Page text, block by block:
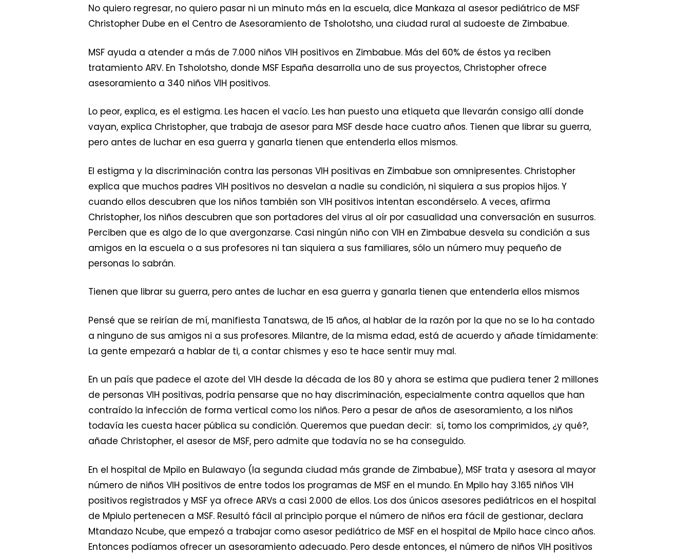
No quiero regresar, no quiero pasar ni un minuto más en la escuela, dice Mankaza al asesor pediátrico de MSF
Christopher Dube en el Centro de Asesoramiento de Tsholotsho, una ciudad rural al sudoeste de Zimbabue.
MSF ayuda a atender a más de 7.000 niños VIH positivos en Zimbabue. Más del 60% de éstos ya reciben
tratamiento ARV. En Tsholotsho, donde MSF España desarrolla uno de sus proyectos, Christopher ofrece
asesoramiento a 340 niños VIH positivos.
Lo peor, explica, es el estigma. Les hacen el vacío. Les han puesto una etiqueta que llevarán consigo allí donde
vayan, explica Christopher, que trabaja de asesor para MSF desde hace cuatro años. Tienen que librar su guerra,
pero antes de luchar en esa guerra y ganarla tienen que entenderla ellos mismos.
El estigma y la discriminación contra las personas VIH positivas en Zimbabue son omnipresentes. Christopher
explica que muchos padres VIH positivos no desvelan a nadie su condición, ni siquiera a sus propios hijos. Y
cuando ellos descubren que los niños también son VIH positivos intentan escondérselo. A veces, afirma
Christopher, los niños descubren que son portadores del virus al oír por casualidad una conversación en susurros.
Perciben que es algo de lo que avergonzarse. Casi ningún niño con VIH en Zimbabue desvela su condición a sus
amigos en la escuela o a sus profesores ni tan siquiera a sus familiares, sólo un número muy pequeño de
personas lo sabrán.
Tienen que librar su guerra, pero antes de luchar en esa guerra y ganarla tienen que entenderla ellos mismos
Pensé que se reirían de mí, manifiesta Tanatswa, de 15 años, al hablar de la razón por la que no se lo ha contado
a ninguno de sus amigos ni a sus profesores. Milantre, de la misma edad, está de acuerdo y añade tímidamente:
La gente empezará a hablar de ti, a contar chismes y eso te hace sentir muy mal.
En un país que padece el azote del VIH desde la década de los 80 y ahora se estima que pudiera tener 2 millones
de personas VIH positivas, podría pensarse que no hay discriminación, especialmente contra aquellos que han
contraído la infección de forma vertical como los niños. Pero a pesar de años de asesoramiento, a los niños
todavía les cuesta hacer pública su condición. Queremos que puedan decir:  sí, tomo los comprimidos, ¿y qué?,
añade Christopher, el asesor de MSF, pero admite que todavía no se ha conseguido.
En el hospital de Mpilo en Bulawayo (la segunda ciudad más grande de Zimbabue), MSF trata y asesora al mayor
número de niños VIH positivos de entre todos los programas de MSF en el mundo. En Mpilo hay 3.165 niños VIH
positivos registrados y MSF ya ofrece ARVs a casi 2.000 de ellos. Los dos únicos asesores pediátricos en el hospital
de Mpiulo pertenecen a MSF. Resultó fácil al principio porque el número de niños era fácil de gestionar, declara
Mtandazo Ncube, que empezó a trabajar como asesor pediátrico de MSF en el hospital de Mpilo hace cinco años.
Entonces podíamos ofrecer un asesoramiento adecuado. Pero desde entonces, el número de niños VIH positivos